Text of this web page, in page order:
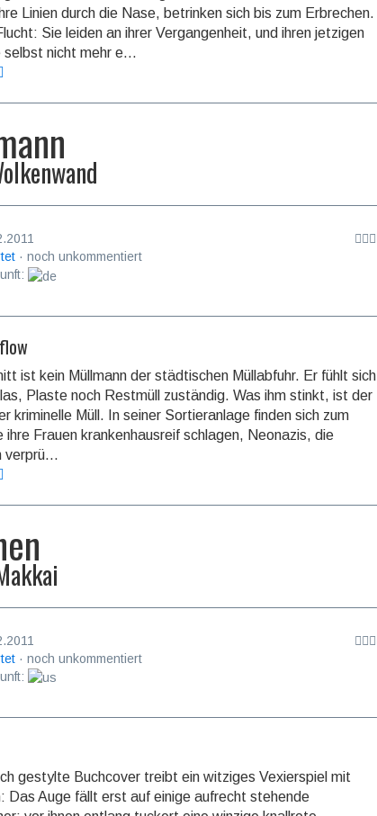
Linien durch die Nase, betrinken sich bis zum Erbrechen.
Sie leiden an ihrer Vergangenheit, und ihren jetzigen
selbst nicht mehr e...
· noch unkommentiert
ist kein Müllmann der städtischen Müllabfuhr. Er fühlt sich
Plaste noch Restmüll zuständig. Was ihm stinkt, ist der
kriminelle Müll. In seiner Sortieranlage finden sich zum
ihre Frauen krankenhausreif schlagen, Neonazis, die
verprü...
· noch unkommentiert
gestylte Buchcover treibt ein witziges Vexierspiel mit
Das Auge fällt erst auf einige aufrecht stehende